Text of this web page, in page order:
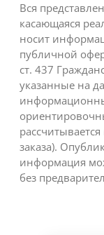
Вся
касающаяся
носит
публичной
ст. 437
указанные на
заказа).
информация
без